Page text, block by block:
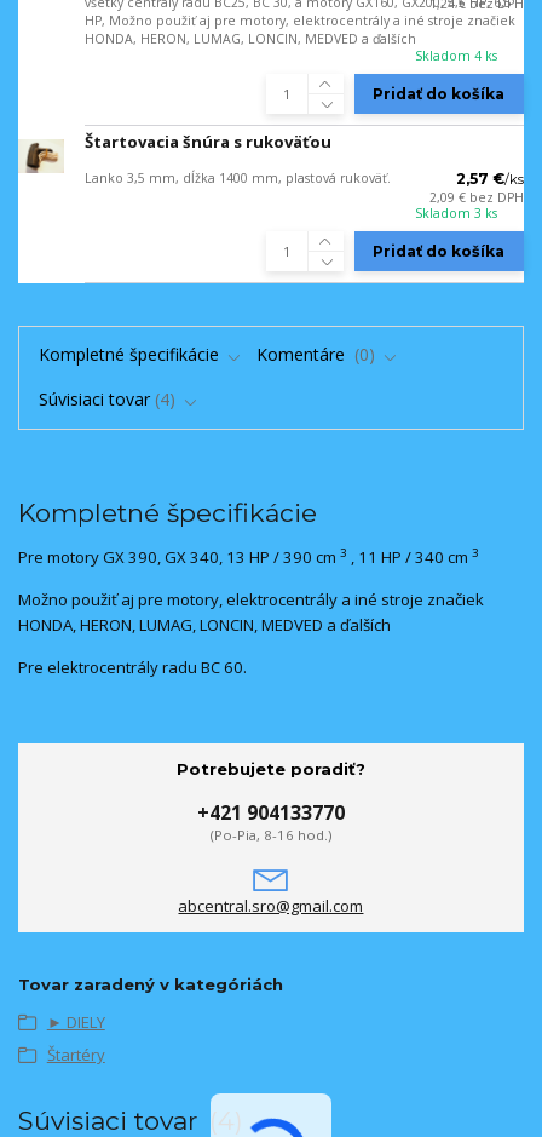
HP, Možno použiť aj pre motory, elektrocentrály a iné stroje značiek
HONDA, HERON, LUMAG, LONCIN, MEDVED a ďalších
Skladom 4 ks
Pridať do košíka
Štartovacia šnúra s rukoväťou
Lanko 3,5 mm, dĺžka 1400 mm, plastová rukoväť. 2,57 €/ks
2,09 € bez DPH
Skladom 3 ks
Pridať do košíka
Kompletné špecifikácie Komentáre
0
Súvisiaci tovar 4
Kompletné špecifikácie
Pre motory GX 390, GX 340, 13 HP / 390 cm 3 , 11 HP / 340 cm 3
Možno použiť aj pre motory, elektrocentrály a iné stroje značiek
HONDA, HERON, LUMAG, LONCIN, MEDVED a ďalších
Pre elektrocentrály radu BC 60.
Potrebujete poradiť?
+421 904133770
(Po-Pia, 8-16 hod.)
abcentral.sro@gmail.com
Tovar zaradený v kategóriách
► DIELY
Štartéry
Súvisiaci tovar 4